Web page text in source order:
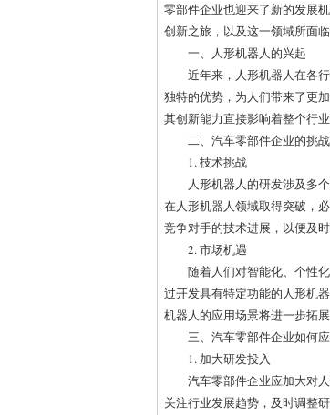
零部件企业也迎来了新的发展
创新之旅，以及这一领域所面临
一、人形机器人的兴起
近年来，人形机器人在各
独特的优势，为人们带来了更
其创新能力直接影响着整个行业
二、汽车零部件企业的挑
1. 技术挑战
人形机器人的研发涉及多
在人形机器人领域取得突破，
竞争对手的技术进展，以便及
2. 市场机遇
随着人们对智能化、个性
过开发具有特定功能的人形机
机器人的应用场景将进一步拓
三、汽车零部件企业如何
1. 加大研发投入
汽车零部件企业应加大对
关注行业发展趋势，及时调整